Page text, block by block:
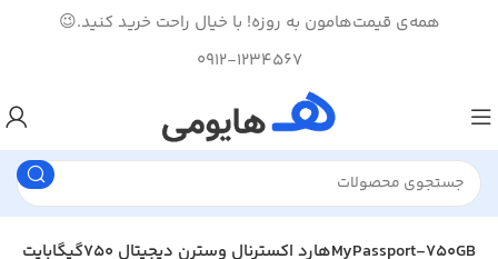
همه‌ی قیمت‌هامون به روزه! با خیال راحت خرید کنید.😉
0912-1234567
هارد اکسترنال وسترن دیجیتال 750گیگابایت ا اMyPassport-750GB